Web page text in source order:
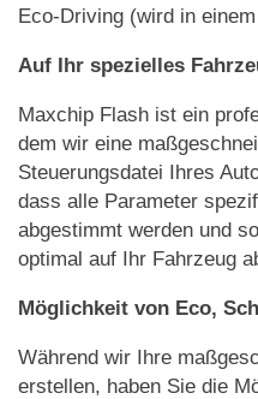
Eco-Driving (wird in
Auf Ihr spezielles
Maxchip Flash ist ein
dem wir eine
Steuerungsdatei Ihres
dass alle Parameter
abgestimmt werden und
optimal auf Ihr Fahrzeug
Möglichkeit von Eco,
Während wir Ihre
erstellen, haben Sie die